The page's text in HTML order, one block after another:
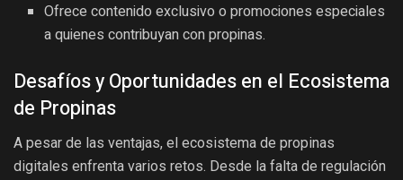
Ofrece contenido exclusivo o promociones especiales
a quienes contribuyan con propinas.
Desafíos y Oportunidades en el Ecosistema
de Propinas
A pesar de las ventajas, el ecosistema de propinas
digitales enfrenta varios retos. Desde la falta de regulación